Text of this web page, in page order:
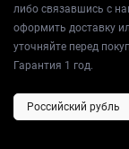
либо связавшись с
оформить доставку
уточняйте перед
Гарантия 1 год.